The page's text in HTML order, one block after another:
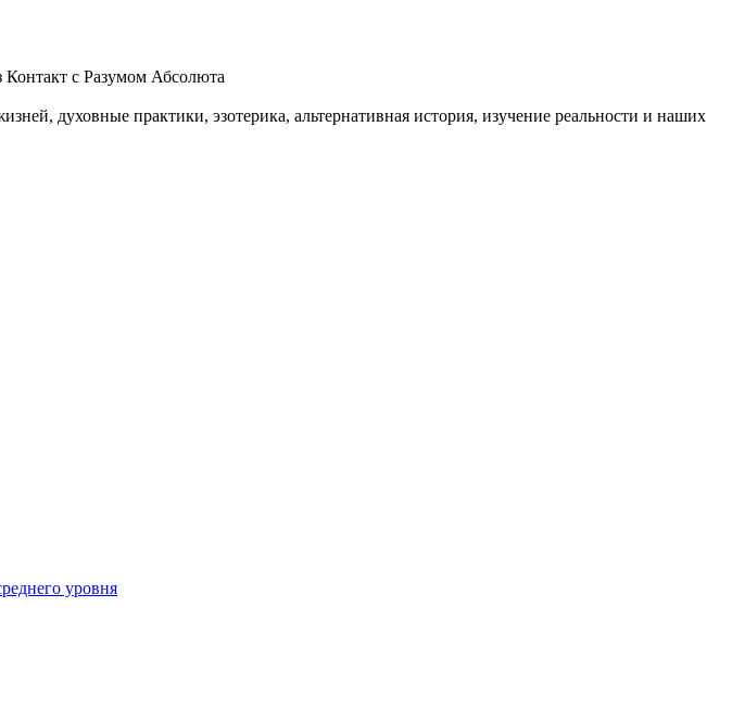
с Разумом Абсолюта
духовные практики, эзотерика, альтернативная история, изучение реальности и наших
уровня